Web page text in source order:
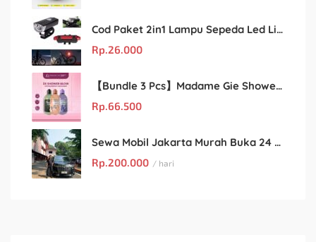
Cod Paket 2in1 Lampu Sepeda Led Light Depan Dan Belakang Rechargeable
Rp.26.000
【Bundle 3 Pcs】Madame Gie Shower Glow – Solusi Perawatan Kulit dalam Satu Paket!
Rp.66.500
Sewa Mobil Jakarta Murah Buka 24 Jam : Kian Rental
Rp.200.000 / hari